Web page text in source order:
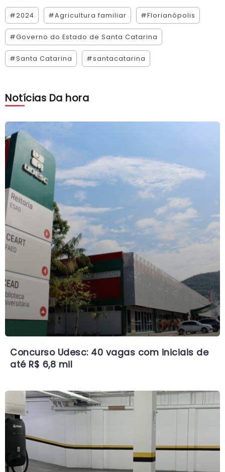
#2024 #Agricultura familiar #Florianópolis
#Governo do Estado de Santa Catarina
#Santa Catarina #santacatarina
Notícias Da hora
Concurso Udesc: 40 vagas com iniciais de
até R$ 6,8 mil